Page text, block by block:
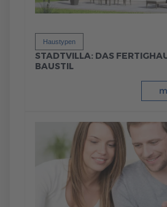
Haustypen
STADTVILLA: DAS
BAUSTIL